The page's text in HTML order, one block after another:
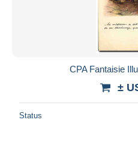
CPA Fantaisie
±
Status